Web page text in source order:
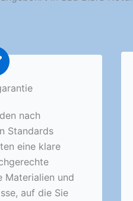
nach
Standards
eine klare
Materialien und
auf die Sie